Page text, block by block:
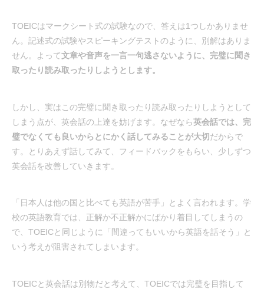
TOEICはマークシート式の試験なので、答えは1つしかありませ
ん。記述式の試験やスピーキングテストのように、別解はありま
せん。よって文章や音声を一言一句逃さないように、完璧に聞き
取ったり読み取ったりしようとします。
しかし、実はこの完璧に聞き取ったり読み取ったりしようとして
しまう点が、英会話の上達を妨げます。なぜなら英会話では、完
璧でなくても良いからとにかく話してみることが大切だからで
す。とりあえず話してみて、フィードバックをもらい、少しずつ
英会話を改善していきます。
「日本人は他の国と比べても英語が苦手」とよく言われます。学
校の英語教育では、正解か不正解かにばかり着目してしまうの
で、TOEICと同じように「間違ってもいいから英語を話そう」と
いう考えが阻害されてしまいます。
TOEICと英会話は別物だと考えて、TOEICでは完璧を目指して